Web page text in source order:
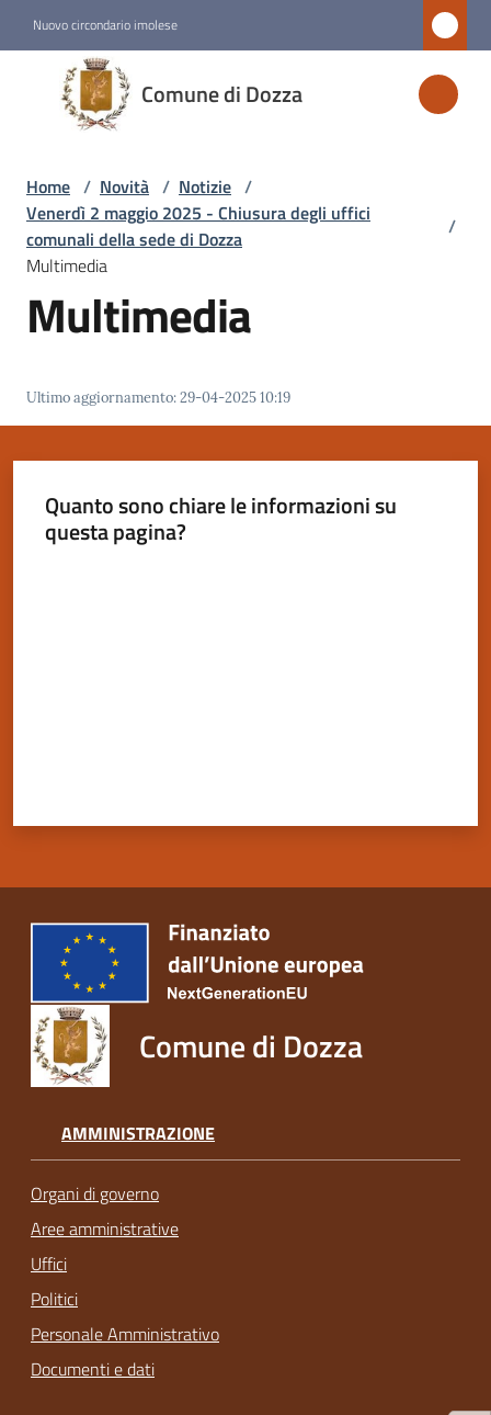
Nuovo circondario imolese
Comune di Dozza
Comune
di
Dozza
Amministrazione
Novità
Menu selezionato
Dozza
su
Home / Novità / Notizie /
Venerdì 2 maggio 2025 - Chiusura degli uffici
comunali della sede di Dozza
/
Multimedia
Multimedia
Ultimo aggiornamento:29-04-2025 10:19
Quanto sono chiare le informazioni su
questa pagina?
Comune di Dozza
AMMINISTRAZIONE
Organi di governo
Aree amministrative
Uffici
Politici
Personale Amministrativo
Documenti e dati